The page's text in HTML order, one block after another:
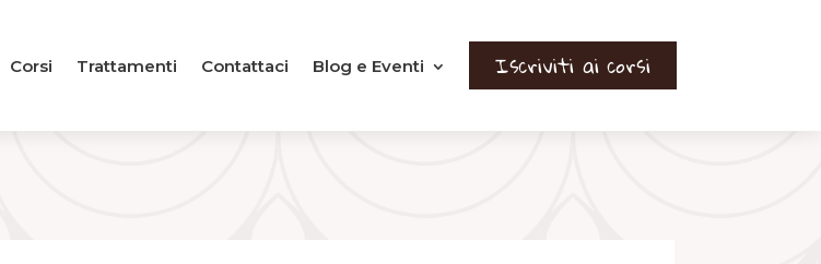
Corsi Trattamenti Contattaci Blog e Eventi Iscriviti ai corsi